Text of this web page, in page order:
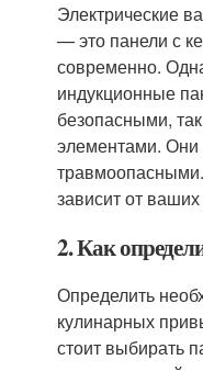
Электрические
— это панели с
современно.
индукционные
безопасными,
элементами. Они
зависит от
2. Как
Определить
кулинарных
стоит выбирать